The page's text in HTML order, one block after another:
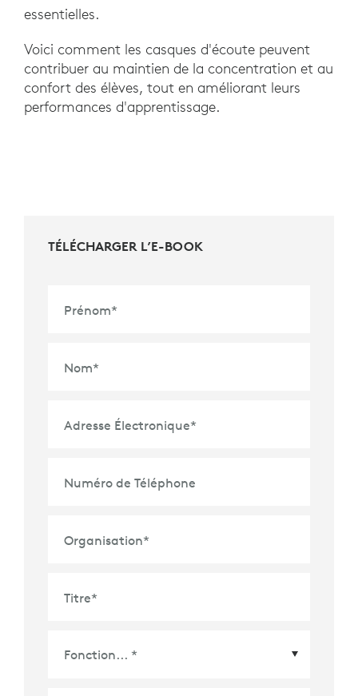
essentielles.
Voici comment les casques d'écoute peuvent
contribuer au maintien de la concentration et au
confort des élèves, tout en améliorant leurs
performances d'apprentissage.
TÉLÉCHARGER L’E-BOOK
Prénom*
Nom*
Adresse Électronique*
Numéro de Téléphone
Organisation*
Titre*